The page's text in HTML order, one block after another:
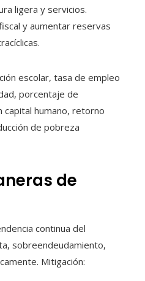
ligera y servicios.
y aumentar reservas
escolar, tasa de empleo
porcentaje de
humano, retorno
de pobreza
de
continua del
sobreendeudamiento,
Mitigación: